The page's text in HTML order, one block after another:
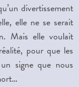
divertissement
elle ne se serait
Mais elle voulait
pour que les
signe que nous